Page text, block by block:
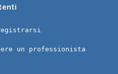
un professionista